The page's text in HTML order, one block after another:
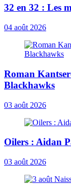
32 en 32 : Les
04 août 2026
Roman
Blackhawks
03 août 2026
Oilers : Aidan
03 août 2026